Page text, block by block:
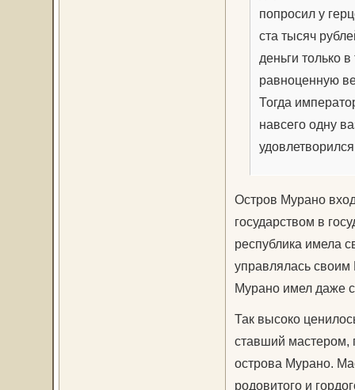
попросил у
ста тысяч
деньги только
равноценную
Тогда
навсего одну
Остров Мурано
государством в
республика имела
управлялась
Мурано имел даже
Так высоко
ставший мастером,
острова Мурано.
родовитого и